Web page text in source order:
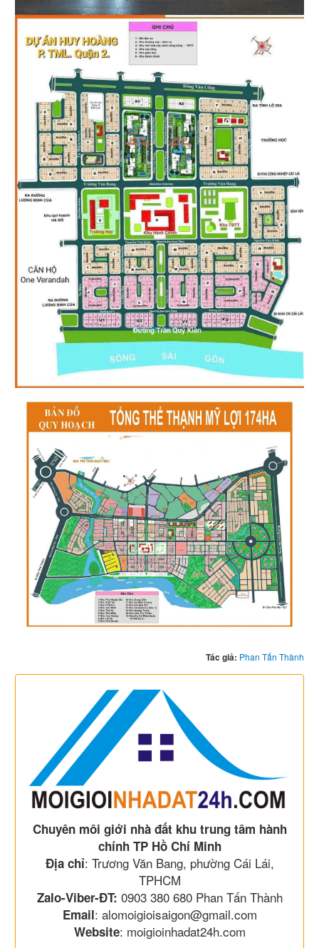
Tác giả: Phan Tấn Thành
Chuyên môi giới nhà đất khu trung tâm hành
chính TP Hồ Chí Minh
Địa chỉ: Trương Văn Bang, phường Cái Lái,
TPHCM
Zalo-Viber-ĐT: 0903 380 680 Phan Tấn Thành
Email: alomoigioisaigon@gmail.com
Website: moigioinhadat24h.com